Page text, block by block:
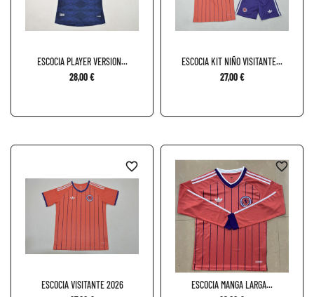
ESCOCIA PLAYER VERSION...
28,00 €
ESCOCIA KIT NIÑO VISITANTE...
27,00 €
ESCOCIA VISITANTE 2026
favorite_border
ESCOCIA MANGA LARGA...
favorite_border